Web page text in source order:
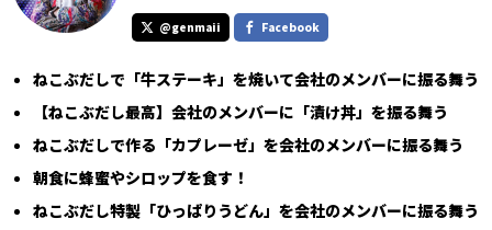
@genmaii Facebook
ねこぶだしで「牛ステーキ」を焼いて会社のメンバーに振る舞う
【ねこぶだし最高】会社のメンバーに「漬け丼」を振る舞う
ねこぶだしで作る「カプレーゼ」を会社のメンバーに振る舞う
朝食に蜂蜜やシロップを食す！
ねこぶだし特製「ひっぱりうどん」を会社のメンバーに振る舞う